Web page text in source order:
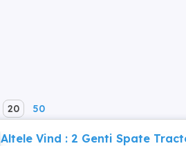
20 50
Altele Vind : 2 Genti Spate